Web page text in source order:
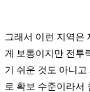
그래서 이런 지역은
게 보통이지만 전투
기 쉬운 것도 아니
로 확보 수준이라서